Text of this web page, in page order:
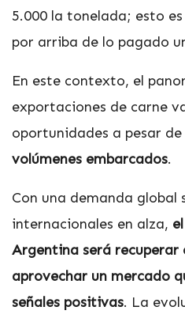
5.000 la tonelada; esto
por arriba de lo pagado
En este contexto, el
exportaciones de carne
oportunidades a pesar de
volúmenes embarcados.
Con una demanda global
internacionales en alza,
Argentina será
aprovechar un mercado
señales positivas. La